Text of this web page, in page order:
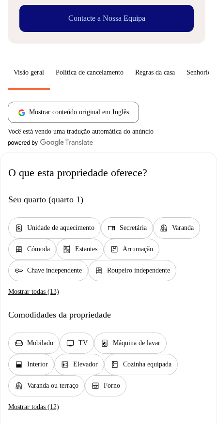
Contacte a Nossa Equipa
Visão geral Política de cancelamento Regras da casa Senhorio
Mostrar conteúdo original em Inglês
Você está vendo uma tradução automática do anúncio
O que esta propriedade oferece?
Seu quarto (quarto 1)
water_heater Unidade de aquecimento desk Secretária balcony Varanda
dresser Cómoda shelves Estantes package Arrumação
key Chave independente dresser Roupeiro independente
Mostrar todas (13)
Comodidades da propriedade
chair Mobilado tv TV local_laundry_service Máquina de lavar
window_open Interior elevator Elevador kitchen Cozinha equipada
balcony Varanda ou terraço oven_gen Forno
Mostrar todas (12)